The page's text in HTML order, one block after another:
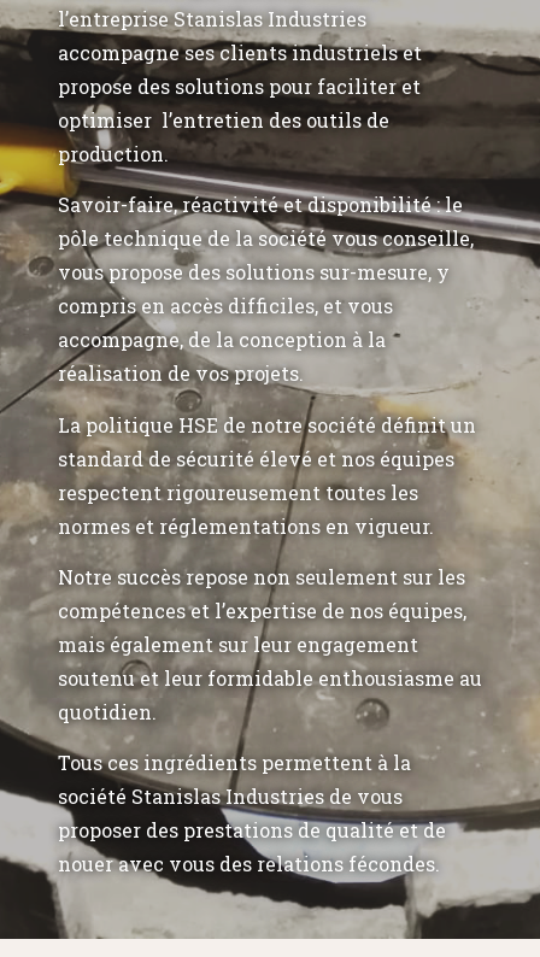
l’entreprise Stanislas Industries
accompagne ses clients industriels et
propose des solutions pour faciliter et
optimiser l’entretien des outils de
production.
Savoir-faire, réactivité et disponibilité : le
pôle technique de la société vous conseille,
vous propose des solutions sur-mesure, y
compris en accès difficiles, et vous
accompagne, de la conception à la
réalisation de vos projets.
La politique HSE de notre société définit un
standard de sécurité élevé et nos équipes
respectent rigoureusement toutes les
normes et réglementations en vigueur.
Notre succès repose non seulement sur les
compétences et l’expertise de nos équipes,
mais également sur leur engagement
soutenu et leur formidable enthousiasme au
quotidien.
Tous ces ingrédients permettent à la
société Stanislas Industries de vous
proposer des prestations de qualité et de
nouer avec vous des relations fécondes.